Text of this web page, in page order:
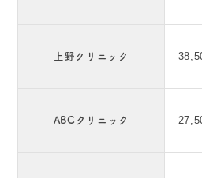
上野クリニック
ABCクリニック